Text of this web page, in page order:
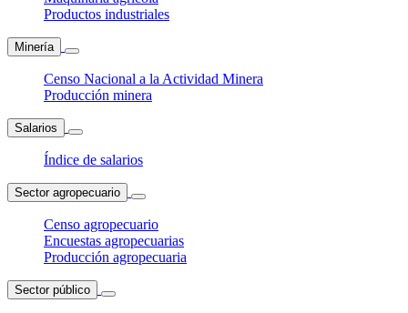
Productos industriales
Minería
Censo Nacional a la Actividad Minera
Producción minera
Salarios
Índice de salarios
Sector agropecuario
Censo agropecuario
Encuestas agropecuarias
Producción agropecuaria
Sector público